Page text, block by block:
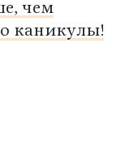
чем
каникулы!